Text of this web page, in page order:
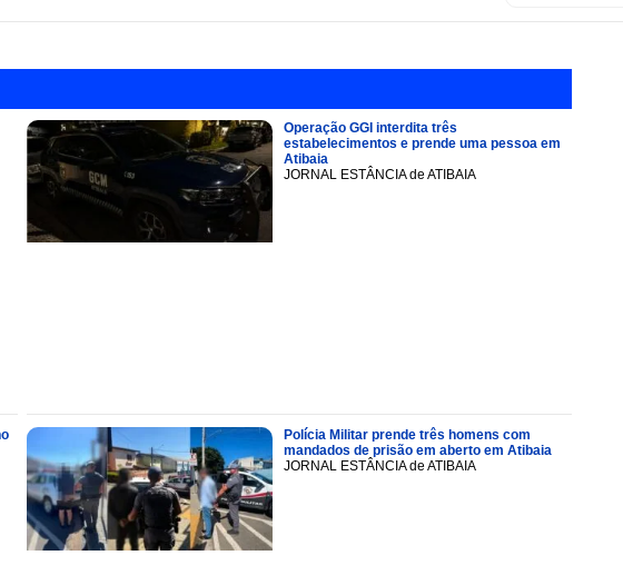
Operação GGI interdita três
estabelecimentos e prende uma pessoa em
Atibaia
JORNAL ESTÂNCIA de ATIBAIA
Polícia Militar prende três homens com
mandados de prisão em aberto em Atibaia
JORNAL ESTÂNCIA de ATIBAIA